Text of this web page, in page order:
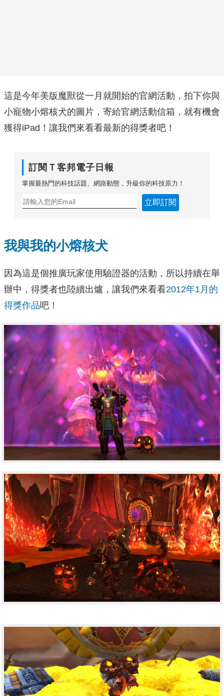
這是今年美版魔獸從一月就開始的官網活動，拍下你與
小寵物小熔核犬的圖片，寄給官網活動信箱，就有機會
獲得iPad！讓我們來看看最新的得獎者吧！
訂閱Ｔ客邦電子日報
掌握最熱門的科技話題、網路動態，升級你的科技原力！
立即訂閱
我與我的小熔核犬
因為這是個推廣玩家使用驗證器的活動，所以持續在舉
辦中，得獎者也陸續出爐，讓我們來看看2012年1月的
得獎作品吧！